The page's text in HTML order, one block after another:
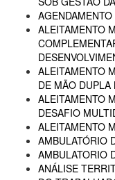
ALEITAMENTO
ALEITAMENTO
DE MÃO
ALEITAMENTO
DESAFIO
ALEITAMENTO
AMBULATÓRIO
AMBULATORIO
ANÁLISE